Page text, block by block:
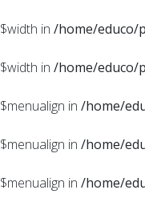
in /home/educo/
in /home/educo/
in /home/
in /home/
in /home/